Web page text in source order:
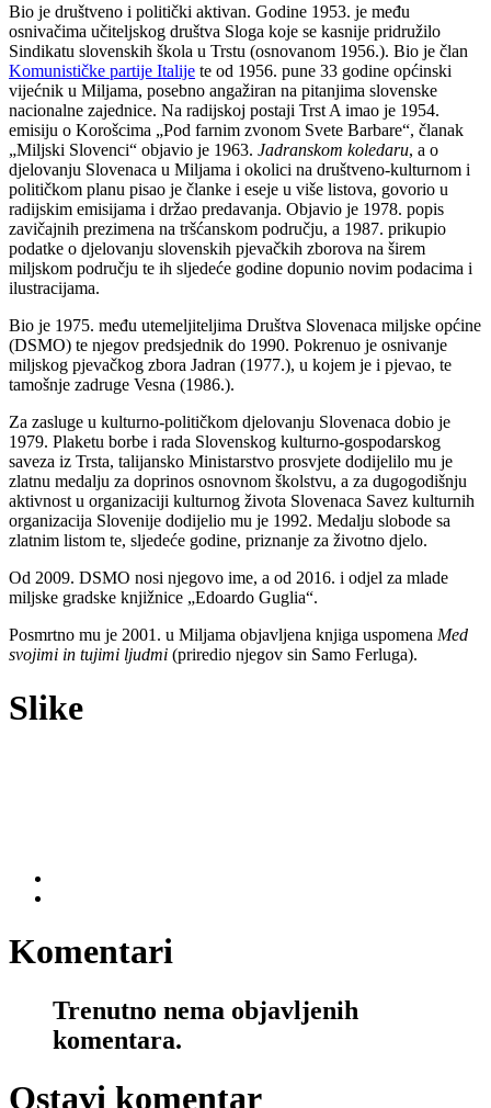
Bio je društveno i politički aktivan. Godine 1953. je među
osnivačima učiteljskog društva Sloga koje se kasnije pridružilo
Sindikatu slovenskih škola u Trstu (osnovanom 1956.). Bio je član
Komunističke partije Italije te od 1956. pune 33 godine općinski
vijećnik u Miljama, posebno angažiran na pitanjima slovenske
nacionalne zajednice. Na radijskoj postaji Trst A imao je 1954.
emisiju o Korošcima „Pod farnim zvonom Svete Barbare“, članak
„Miljski Slovenci“ objavio je 1963. Jadranskom koledaru, a o
djelovanju Slovenaca u Miljama i okolici na društveno-kulturnom i
političkom planu pisao je članke i eseje u više listova, govorio u
radijskim emisijama i držao predavanja. Objavio je 1978. popis
zavičajnih prezimena na tršćanskom području, a 1987. prikupio
podatke o djelovanju slovenskih pjevačkih zborova na širem
miljskom području te ih sljedeće godine dopunio novim podacima i
ilustracijama.
Bio je 1975. među utemeljiteljima Društva Slovenaca miljske općine
(DSMO) te njegov predsjednik do 1990. Pokrenuo je osnivanje
miljskog pjevačkog zbora Jadran (1977.), u kojem je i pjevao, te
tamošnje zadruge Vesna (1986.).
Za zasluge u kulturno-političkom djelovanju Slovenaca dobio je
1979. Plaketu borbe i rada Slovenskog kulturno-gospodarskog
saveza iz Trsta, talijansko Ministarstvo prosvjete dodijelilo mu je
zlatnu medalju za doprinos osnovnom školstvu, a za dugogodišnju
aktivnost u organizaciji kulturnog života Slovenaca Savez kulturnih
organizacija Slovenije dodijelio mu je 1992. Medalju slobode sa
zlatnim listom te, sljedeće godine, priznanje za životno djelo.
Od 2009. DSMO nosi njegovo ime, a od 2016. i odjel za mlade
miljske gradske knjižnice „Edoardo Guglia“.
Posmrtno mu je 2001. u Miljama objavljena knjiga uspomena Med
svojimi in tujimi ljudmi (priredio njegov sin Samo Ferluga).
Slike
Komentari
Trenutno nema objavljenih
komentara.
Ostavi komentar